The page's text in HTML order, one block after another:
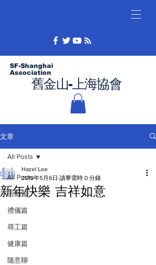
舊金山-上海協會
SF-Shanghai
Association
文章
All Posts
活動篇
禮儀篇
尋工篇
健康篇
随意聊
All Posts
新年快樂 吉祥如意
Hazel Lee
2019年5月6日 讀畢需時 0 分鐘